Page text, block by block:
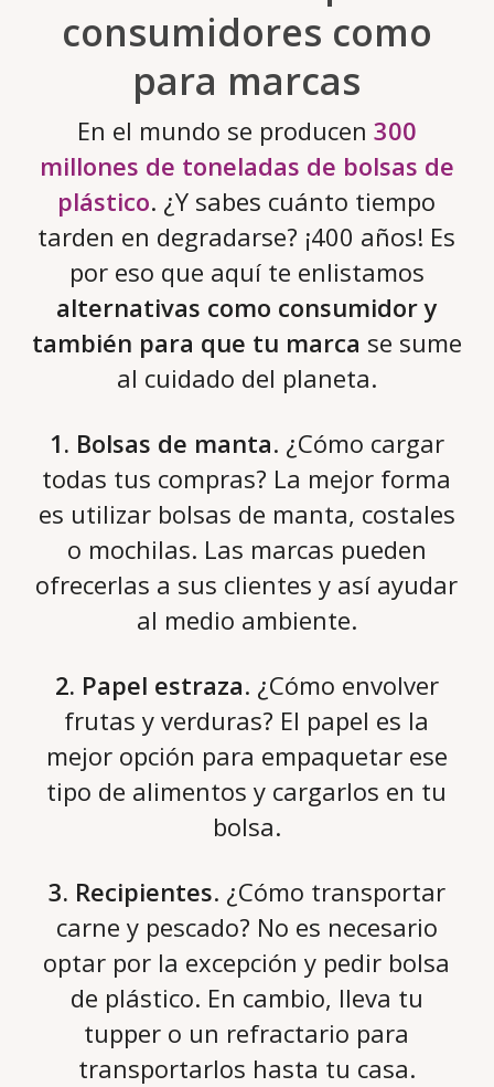
consumidores como
para marcas
En el mundo se producen 300
millones de toneladas de bolsas de
plástico. ¿Y sabes cuánto tiempo
tarden en degradarse? ¡400 años! Es
por eso que aquí te enlistamos
alternativas como consumidor y
también para que tu marca se sume
al cuidado del planeta.
1. Bolsas de manta. ¿Cómo cargar
todas tus compras? La mejor forma
es utilizar bolsas de manta, costales
o mochilas. Las marcas pueden
ofrecerlas a sus clientes y así ayudar
al medio ambiente.
2. Papel estraza. ¿Cómo envolver
frutas y verduras? El papel es la
mejor opción para empaquetar ese
tipo de alimentos y cargarlos en tu
bolsa.
3. Recipientes. ¿Cómo transportar
carne y pescado? No es necesario
optar por la excepción y pedir bolsa
de plástico. En cambio, lleva tu
tupper o un refractario para
transportarlos hasta tu casa.